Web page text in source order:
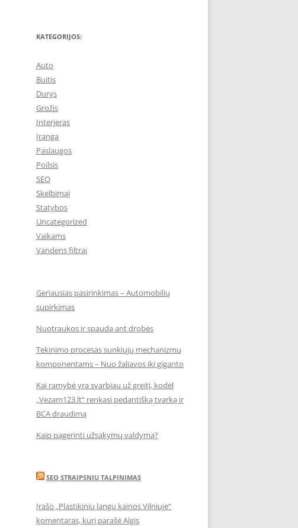
KATEGORIJOS:
Auto
Buitis
Durys
Grožis
Interjeras
Įranga
Paslaugos
Poilsis
SEO
Skelbimai
Statybos
Uncategorized
Vaikams
Vandens filtrai
Geriausias pasirinkimas – Automobilių
supirkimas
Nuotraukos ir spauda ant drobės
Tekinimo procesas sunkiųjų mechanizmų
komponentams – Nuo žaliavos iki giganto
Kai ramybė yra svarbiau už greitį, kodėl
„Vezam123.lt“ renkasi pedantišką tvarką ir
BCA draudimą
Kaip pagerinti užsakymų valdymą?
SEO STRAIPSNIU TALPINIMAS
Įrašo „Plastikinių langų kainos Vilniuje“
komentaras, kurį parašė Algis